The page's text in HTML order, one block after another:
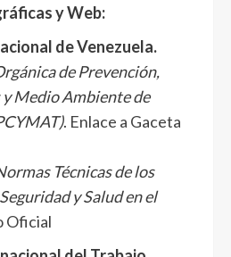
y Web:
de Venezuela.
de Prevención,
Medio Ambiente de
. Enlace a Gaceta
Técnicas de los
y Salud en el
Oficial